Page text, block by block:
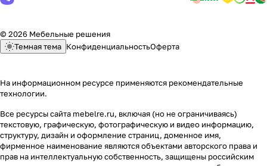
© 2026 Мебельные решения
Темная тема КонфиденциальностьОферта
На информационном ресурсе применяются рекомендательные
технологии.
Все ресурсы сайта mebelre.ru, включая (но не ограничиваясь)
текстовую, графическую, фотографическую и видео информацию,
структуру, дизайн и оформление страниц, доменное имя,
фирменное наименование являются объектами авторского права и
прав на интеллектуальную собственность, защищены российским